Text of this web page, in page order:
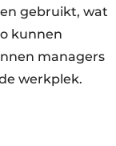
gebruikt, wat
kunnen
managers
werkplek.